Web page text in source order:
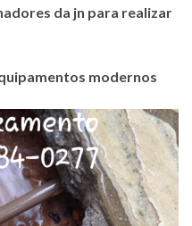
da jn para realizar
modernos